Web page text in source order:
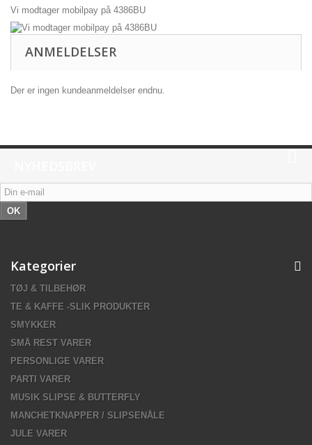
Vi modtager mobilpay på 4386BU
ANMELDELSER
Der er ingen kundeanmeldelser endnu.
OK
Kategorier
TØJ & TILBEHØR
TE & KAFFE -SLIK PRODUKTER
SMYKKER
SMÅ REST VARER
PERSONLIGE VARER
PARTI VARER
MUSIK SLIPSE & BUTTERFLY
MANCHETKNAPPER / SLIPSENÅLE
JULE VARER